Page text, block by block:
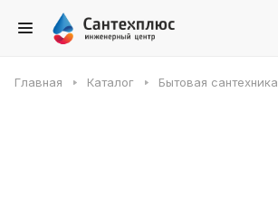
Главная Каталог Бытовая сантехника